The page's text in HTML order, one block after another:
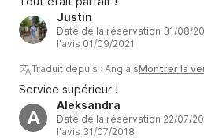
Justin
Date de la réservation 31/08/
l'avis 01/09/2021
Traduit depuis : AnglaisMontrer la
Service supérieur !
A
Aleksandra
Date de la réservation 22/07/
l'avis 31/07/2018